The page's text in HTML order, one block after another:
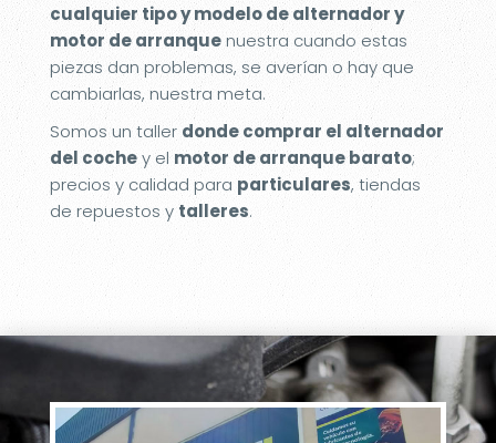
cualquier tipo y modelo de alternador y
motor de arranquenuestra cuando estas
piezas dan problemas, se averían o hay que
cambiarlas, nuestra meta.
Somos un taller donde comprar el alternador
del cochey elmotor de arranque barato;
precios y calidad para particulares, tiendas
de repuestos y talleres.